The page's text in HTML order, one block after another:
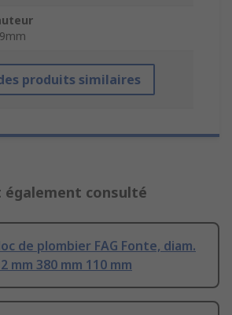
produits similaires
consulté
de plombier FAG Fonte, diam.
mm 380 mm 110 mm